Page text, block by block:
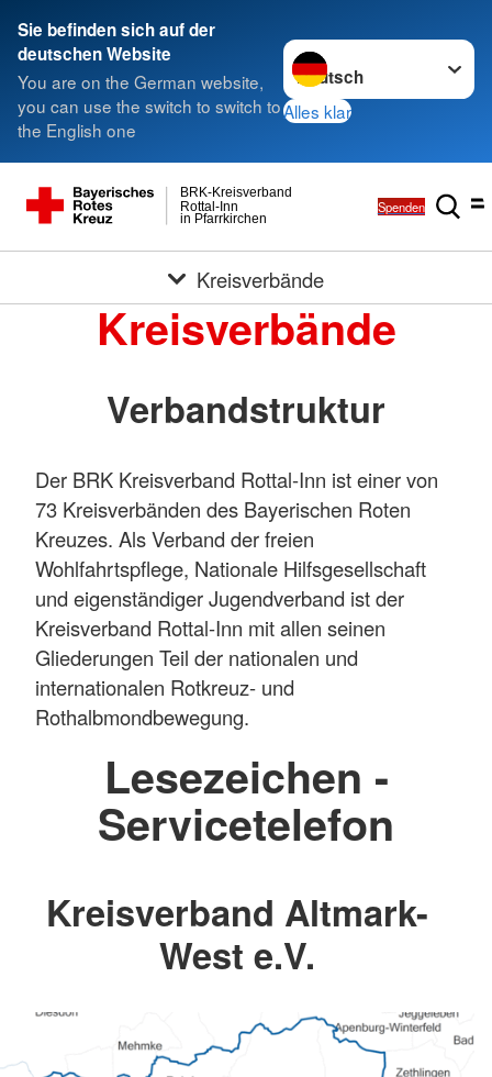
Sie befinden sich auf der
deutschen Website
You are on the German website,
you can use the switch to switch to
the English one
Sprache wechseln zu
Alles klar
in Pfarrkirchen
Rottal-Inn
BRK-Kreisverband
Spenden
Kreisverbände
Kreisverbände
Verbandstruktur
Der BRK Kreisverband Rottal-Inn ist einer von
73 Kreisverbänden des Bayerischen Roten
Kreuzes. Als Verband der freien
Wohlfahrtspflege, Nationale Hilfsgesellschaft
und eigenständiger Jugendverband ist der
Kreisverband Rottal-Inn mit allen seinen
Gliederungen Teil der nationalen und
internationalen Rotkreuz- und
Rothalbmondbewegung.
Lesezeichen -
Servicetelefon
Kreisverband Altmark-
West e.V.